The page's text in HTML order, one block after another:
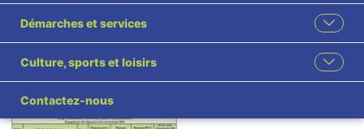
Démarches et services
Culture, sports et loisirs
Contactez-nous
2026 – Budget ville
ANNEXE visé